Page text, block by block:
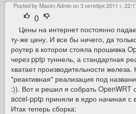
Posted by Maxim Admin on3 октября 2011 г.
0
Цены на интернет постоянно
ту-же цену. И все бы ничего, да
роутер в котором стояла прошивка
через pptp туннель, а стандартная
хватает производительности
"реактивная" реализация под
:)). Вот и решил я собрать OpenWRT
accel-pptp приняли в ядро начиная
Итак теперь сборка: